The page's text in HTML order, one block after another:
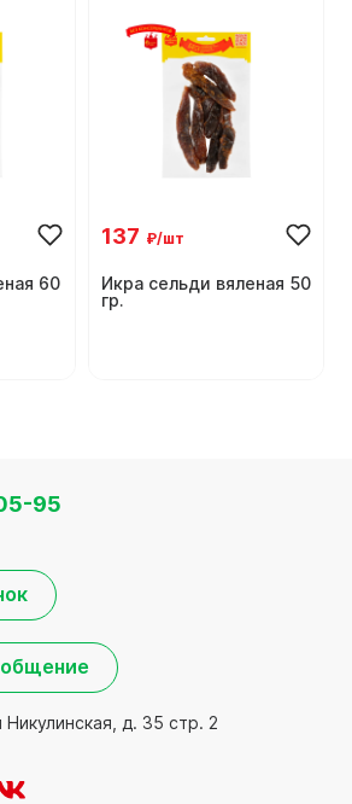
60
137 ₽/шт
Икра сельди вяленая 50
гр.
95
Никулинская, д. 35 стр. 2